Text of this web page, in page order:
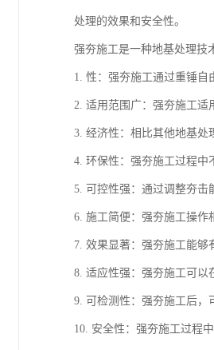
处理的效果和安全性。
强夯施工是一种地基处理技
1. 性：强夯施工通过重锤自
2. 适用范围广：强夯施工适
3. 经济性：相比其他地基处
4. 环保性：强夯施工过程中
5. 可控性强：通过调整夯击
6. 施工简便：强夯施工操作
7. 效果显著：强夯施工能够
8. 适应性强：强夯施工可以
9. 可检测性：强夯施工后，
10. 安全性：强夯施工过程